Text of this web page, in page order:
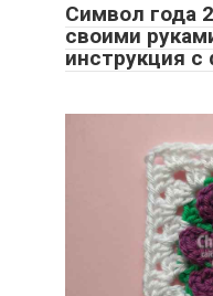
Символ года
своими
инструкция с